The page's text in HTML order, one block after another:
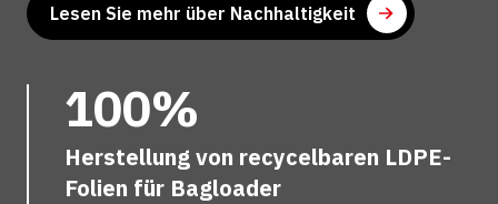
Lesen Sie mehr über Nachhaltigkeit
100%
Herstellung von recycelbaren LDPE-
Folien für Bagloader